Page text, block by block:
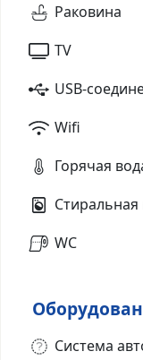
Раковина
TV
USB-
Wifi
Горячая
WC
Система